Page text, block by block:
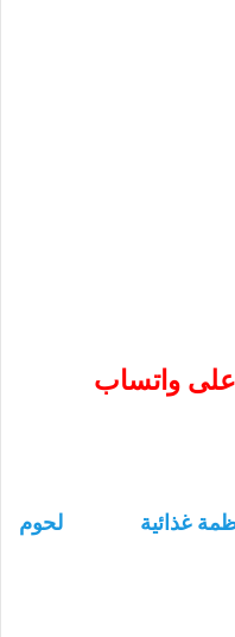
على واتساب
غذائية
لحوم